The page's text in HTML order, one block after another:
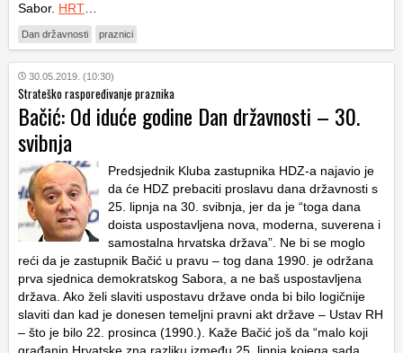
Sabor. HRT…
Dan državnosti praznici
30.05.2019. (10:30)
Strateško raspoređivanje praznika
Bačić: Od iduće godine Dan državnosti – 30.
svibnja
Predsjednik Kluba zastupnika HDZ-a najavio je
da će HDZ prebaciti proslavu dana državnosti s
25. lipnja na 30. svibnja, jer da je “toga dana
doista uspostavljena nova, moderna, suverena i
samostalna hrvatska država”. Ne bi se moglo
reći da je zastupnik Bačić u pravu – tog dana 1990. je održana
prva sjednica demokratskog Sabora, a ne baš uspostavljena
država. Ako želi slaviti uspostavu države onda bi bilo logičnije
slaviti dan kad je donesen temeljni pravni akt države – Ustav RH
– što je bilo 22. prosinca (1990.). Kaže Bačić još da “malo koji